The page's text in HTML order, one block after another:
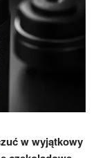
w wyjątkowy